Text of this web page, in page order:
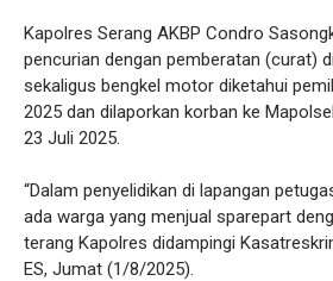
Kapolres Serang AKBP Condro
pencurian dengan pemberatan (curat)
sekaligus bengkel motor diketahui
2025 dan dilaporkan korban ke
23 Juli 2025.
“Dalam penyelidikan di lapangan
ada warga yang menjual sparepart
terang Kapolres didampingi
ES, Jumat (1/8/2025).